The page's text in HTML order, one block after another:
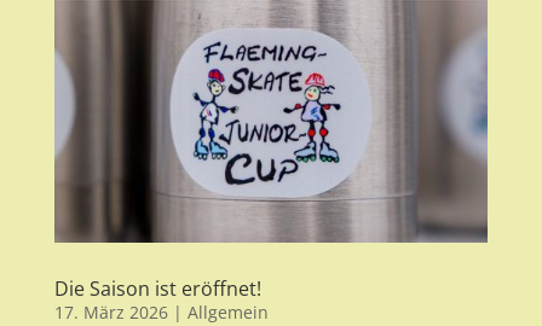
Die Saison ist eröffnet!
17. März 2026| Allgemein